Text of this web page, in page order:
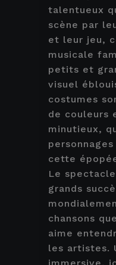
talentueux
scène par
et leur jeu,
musicale
petits et
visuel
costumes
de couleurs
minutieux,
cette
Le
grands
chansons
aime
les artistes.